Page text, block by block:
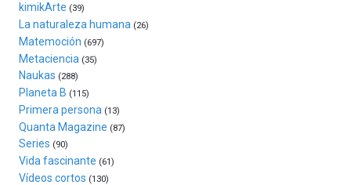
del
16
de
septiembre
al
4
de
octubre.
La
iniciativa,
organizada
kimikArte (39)
La naturaleza humana (26)
Matemoción (697)
Metaciencia (35)
Naukas (288)
Planeta B (115)
Primera persona (13)
Quanta Magazine (87)
Series (90)
Vida fascinante (61)
Vídeos cortos (130)